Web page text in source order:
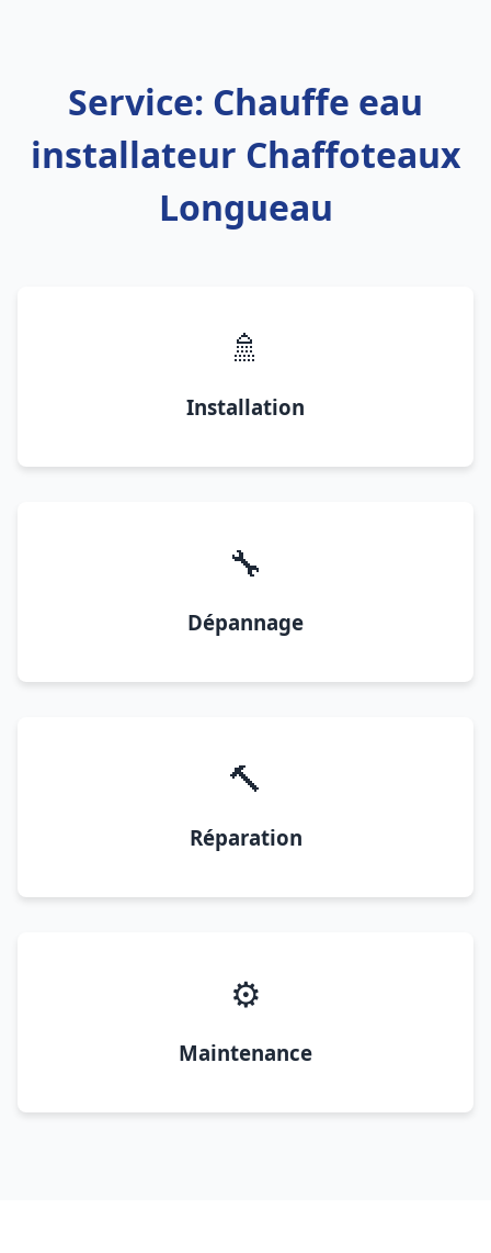
Service: Chauffe eau
installateur Chaffoteaux
Longueau
🚿
Installation
🔧
Dépannage
🔨
Réparation
⚙️
Maintenance